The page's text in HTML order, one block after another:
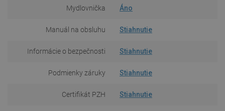
Mydlovnička Áno
Manuál na obsluhu Stiahnutie
Informácie o bezpečnosti Stiahnutie
Podmienky záruky Stiahnutie
Certifikát PZH Stiahnutie